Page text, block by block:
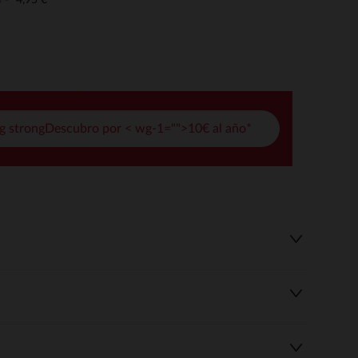
strongDescubro por < wg-1="">10€ al año*